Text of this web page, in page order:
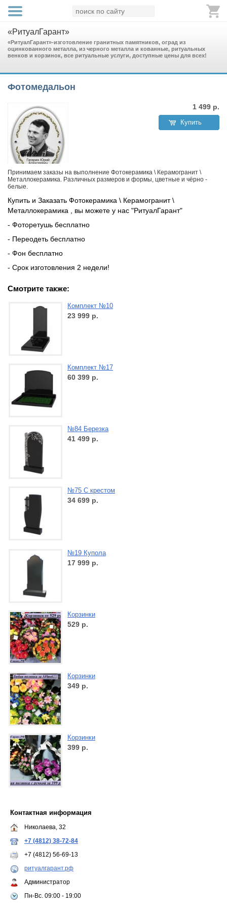
«РитуалГарант»
«РитуалГарант»-изготовление гранитных памятников, оград из
оцинкованного металла, из черного металла и кованные, ритуальных
венков и корзинок, все ритуальные услуги, доступные цены для всех!
Фотомедальон
1 499 р.
Купить
Принимаем заказы на выполнение Фотокерамика \ Керамогранит \
Металлокерамика. Различных размеров и формы, цветные и чёрно -
белые.
Купить и Заказать Фотокерамика \ Керамогранит \
Металлокерамика , вы можете у нас "РитуалГарант"
- Фоторетушь бесплатно
- Переодеть бесплатно
- Фон бесплатно
- Срок изготовления 2 недели!
Смотрите также:
Комплект №10
23 999 р.
Комплект №17
60 399 р.
№84 Березка
41 499 р.
№75 С крестом
34 699 р.
№19 Купола
17 999 р.
Корзинки
529 р.
Корзинки
349 р.
Корзинки
399 р.
Контактная информация
Николаева, 32
+7 (4812) 38-72-84
+7 (4812) 56-69-13
ритуалгарант.рф
Администратор
Пн-Вс. 09:00 - 19:00